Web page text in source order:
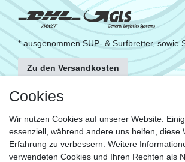
* ausgenommen SUP- & Surfbretter, sowie
Zu den Versandkosten
FOLGE UNS
KONTAKT
Fragen?
Cookies
Wir nutzen Cookies auf unserer Website.
essenziell, während andere uns helfen, diese
Erfahrung zu verbessern. Weitere
verwendeten Cookies und Ihren Rechten als